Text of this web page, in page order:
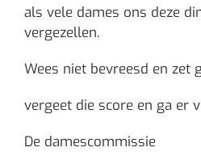
als vele dames ons deze
vergezellen.
Wees niet bevreesd en zet
vergeet die score en ga er
De damescommissie